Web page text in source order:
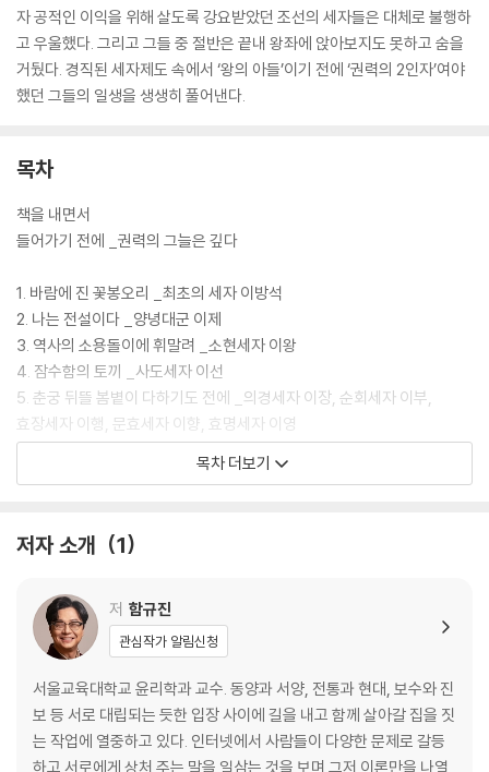
자 공적인 이익을 위해 살도록 강요받았던 조선의 세자들은 대체로 불행하
고 우울했다. 그리고 그들 중 절반은 끝내 왕좌에 앉아보지도 못하고 숨을
거뒀다. 경직된 세자제도 속에서 ‘왕의 아들’이기 전에 ‘권력의 2인자’여야
했던 그들의 일생을 생생히 풀어낸다.
목차
책을 내면서
들어가기 전에 _권력의 그늘은 깊다
1. 바람에 진 꽃봉오리 _최초의 세자 이방석
2. 나는 전설이다 _양녕대군 이제
3. 역사의 소용돌이에 휘말려 _소현세자 이왕
4. 잠수함의 토끼 _사도세자 이선
5. 춘궁 뒤뜰 봄볕이 다하기도 전에 _의경세자 이장, 순회세자 이부,
효장세자 이행, 문효세자 이향, 효명세자 이영
6. 아버지와 함께 폐위되다 _폐세자 이질, 이황
7. 내가 누구인지 말할 수 있는 사람은 누구인가 _영친왕 이은
찾아보기
목차 더보기
저자 소개 1
저 함규진
관심작가 알림신청
서울교육대학교 윤리학과 교수. 동양과 서양, 전통과 현대, 보수와 진
보 등 서로 대립되는 듯한 입장 사이에 길을 내고 함께 살아갈 집을 짓
는 작업에 열중하고 있다. 인터넷에서 사람들이 다양한 문제로 갈등
하고 서로에게 상처 주는 말을 일삼는 것을 보며 그저 이론만을 나열